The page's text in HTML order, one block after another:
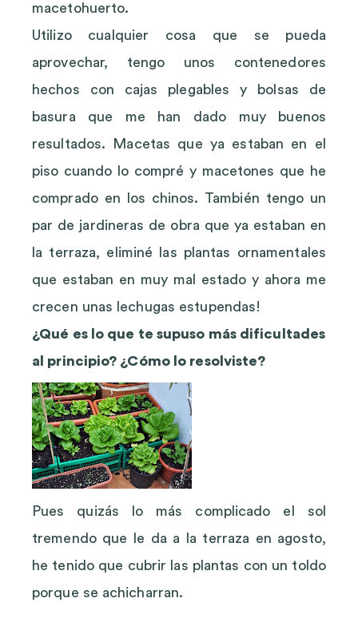
macetohuerto.
Utilizo cualquier cosa que se pueda
aprovechar, tengo unos contenedores
hechos con cajas plegables y bolsas de
basura que me han dado muy buenos
resultados. Macetas que ya estaban en el
piso cuando lo compré y macetones que he
comprado en los chinos. También tengo un
par de jardineras de obra que ya estaban en
la terraza, eliminé las plantas ornamentales
que estaban en muy mal estado y ahora me
crecen unas lechugas estupendas!
¿Qué es lo que te supuso más dificultades
al principio? ¿Cómo lo resolviste?
Pues quizás lo más complicado el sol
tremendo que le da a la terraza en agosto,
he tenido que cubrir las plantas con un toldo
porque se achicharran.